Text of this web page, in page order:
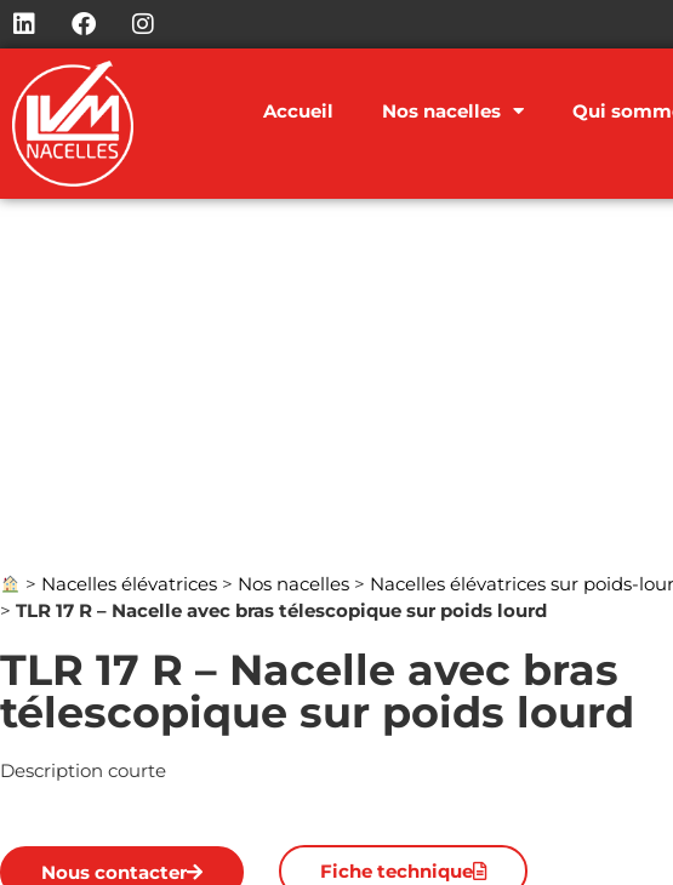
Accueil Nos nacelles Qui
> Nacelles élévatrices > Nos nacelles > Nacelles élévatrices sur poids-
> TLR 17 R – Nacelle avec bras télescopique sur poids lourd
TLR 17 R – Nacelle avec bras
télescopique sur poids lourd
Description courte
Nous contacter Fiche technique